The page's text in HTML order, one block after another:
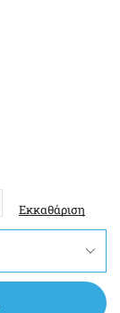
Εκκαθάριση